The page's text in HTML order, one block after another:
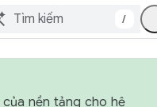
/
nền tảng cho hệ